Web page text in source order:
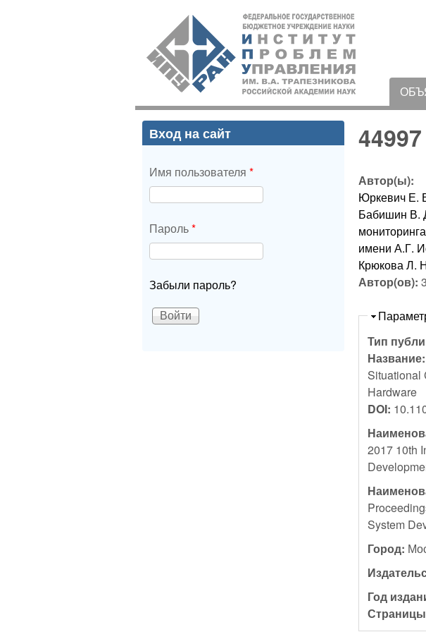
ИПУ
РАН
44997
Автор(ы):
Юркевич Е.
Бабишин В.
имени А.Г.
Крюкова Л.
Автор(ов):3
Скрыть
Тип
Название:
Situational
Hardware
DOI:
2017 10th
System
Город:
Год
Вход на сайт
Имя пользователя *
Пароль*
Забыли пароль?